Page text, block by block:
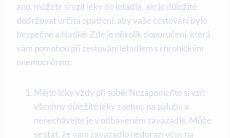
ano, můžete si vzít léky do letadla, ale je důležité
dodržovat určitá opatření, aby vaše cestování bylo
bezpečné a hladké. Zde je několik doporučení, která
vám pomohou při cestování letadlem s chronickým
onemocněním:
Mějte léky vždy při sobě: Nezapomeňte si vzít
všechny důležité léky s sebou na palubu a
nenechávejte je v odbaveném zavazadle. Může
se stát, že vám zavazadlo nedorazí včas na